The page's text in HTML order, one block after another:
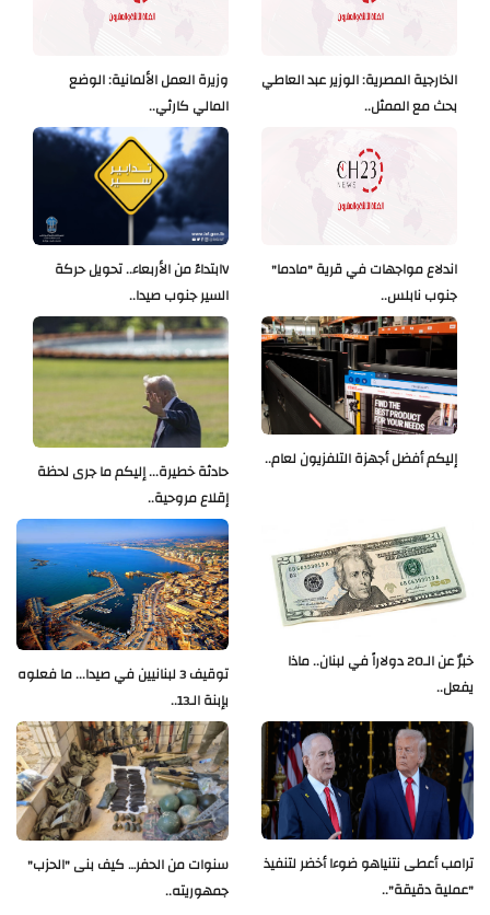
وزيرة العمل الألمانية: الوضع
المالي كارثي..
الخارجية المصرية: الوزير عبد العاطي
بحث مع الممثل..
Vابتداءً من الأربعاء.. تحويل حركة
السير جنوب صيدا..
اندلاع مواجهات في قرية "مادما"
جنوب نابلس..
حادثة خطيرة... إليكم ما جرى لحظة
إقلاع مروحية..
إليكم أفضل أجهزة التلفزيون لعام..
توقيف 3 لبنانيين في صيدا... ما فعلوه
بإبنة الـ13..
خبرٌ عن الـ20 دولاراً في لبنان.. ماذا
يفعل..
سنوات من الحفر… كيف بنى "الحزب"
جمهوريته..
ترامب أعطى نتنياهو ضوءا أخضر لتنفيذ
"عملية دقيقة"..